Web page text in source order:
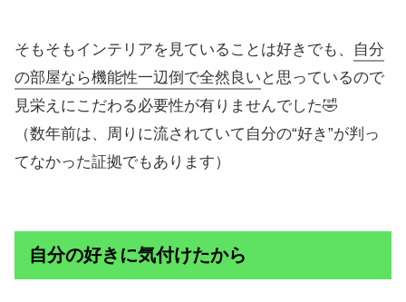
そもそもインテリアを見ていることは好きでも、
自分
の部屋なら機能性一辺倒で全然良い と思っているので
見栄えにこだわる必要性が有りませんでした🤣
（数年前は、周りに流されていて自分の“好き”が判っ
てなかった証拠でもあります）
自分の好きに気付けたから